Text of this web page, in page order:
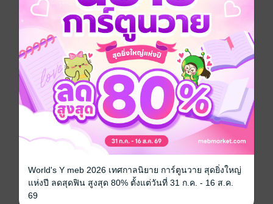
DL : Digital Lifestyle คือ Free Magazine แนวดิจิตอล
เทคโนโลยี ที่ออกวางแจกตามร้านค้าชั้นนำทั่วกรุงเทพฯ
และหัวเมืองหลักในประเทศ อีกทั้งนิตยสารในเครือ บริษัท
จีเอ็ม มัลติมีเดีย จำกัด(มหาชน) โดยเน้นการนำเสนอ
เนื้อหาเกี่ยวกับ IT, Gadget และดิจิตอล เทคโนโลยีในรูป
แบบไลฟ์สไตล์ มากกว่าการพูดถึงแต่ Funtional และ
Digital Infomation เพียงอย่างเดียว เพื่อให้ผู้อ่านสามารถ
เข้าใจเรื่องที่ดูยุ่งยากและซับซ้อนอย่างเทคโนโลยี ให้
กลายเป็นเรื่องเข้าใจง่าย เพื่อตอบสนองความต้องการใจ
ชีวิตประจำวัน
pdf
วันที่วางขาย 01 มกราคม 2557
World's Y meb 2026 เทศกาลนิยาย การ์ตูนวาย สุดยิ่งใหญ่
แห่งปี ลดสุดฟิน สูงสุด 80% ตั้งแต่วันที่ 31 ก.ค. - 16 ส.ค.
69